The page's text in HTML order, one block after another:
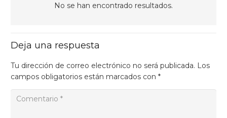
No se han encontrado resultados.
Deja una respuesta
Tu dirección de correo electrónico no será publicada. Los
campos obligatorios están marcados con *